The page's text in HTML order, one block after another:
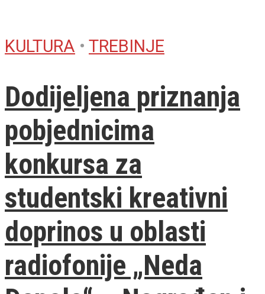
KULTURA • TREBINJE
Dodijeljena priznanja
pobjednicima
konkursa za
studentski kreativni
doprinos u oblasti
radiofonije „Neda